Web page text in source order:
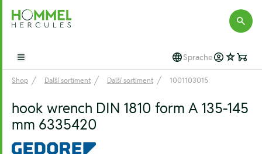
Hommel Hercules
Open main menu Sprache
Shop Další sortiment Další sortiment 1001103015
hook wrench DIN 1810 form A 135-145
mm 6335420